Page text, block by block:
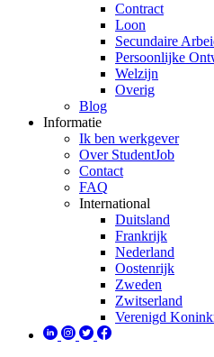
Contract
Loon
Secundaire
Persoonlijke
Welzijn
Overig
Blog
Informatie
Ik ben werkgever
Over StudentJob
Contact
FAQ
International
Duitsland
Frankrijk
Nederland
Oostenrijk
Zweden
Zwitserland
Verenigd